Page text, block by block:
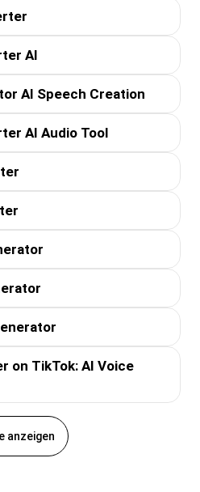
AI
AI Speech Creation
AI Audio Tool
on TikTok: AI Voice
anzeigen